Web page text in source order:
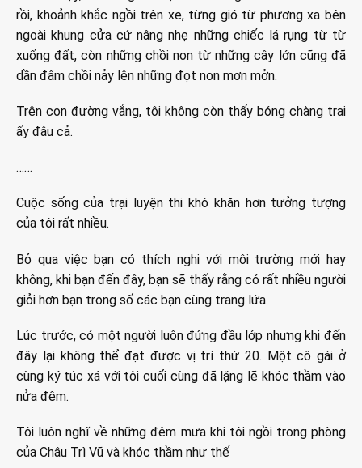
rồi, khoảnh khắc ngồi trên xe, từng gió từ phương xa bên
ngoài khung cửa cứ nâng nhẹ những chiếc lá rụng từ từ
xuống đất, còn những chồi non từ những cây lớn cũng đã
dần đâm chồi nảy lên những đọt non mơn mởn.
Trên con đường vắng, tôi không còn thấy bóng chàng trai
ấy đâu cả.
……
Cuộc sống của trại luyện thi khó khăn hơn tưởng tượng
của tôi rất nhiều.
Bỏ qua việc bạn có thích nghi với môi trường mới hay
không, khi bạn đến đây, bạn sẽ thấy rằng có rất nhiều người
giỏi hơn bạn trong số các bạn cùng trang lứa.
Lúc trước, có một người luôn đứng đầu lớp nhưng khi đến
đây lại không thể đạt được vị trí thứ 20. Một cô gái ở
cùng ký túc xá với tôi cuối cùng đã lặng lẽ khóc thầm vào
nửa đêm.
Tôi luôn nghĩ về những đêm mưa khi tôi ngồi trong phòng
của Châu Trì Vũ và khóc thầm như thế